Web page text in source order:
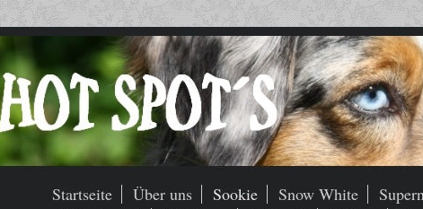
Startseite Über uns Sookie Snow White